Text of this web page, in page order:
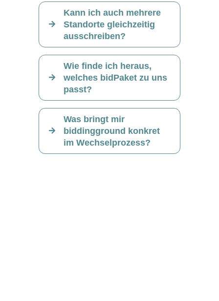
Kann ich auch mehrere
Standorte gleichzeitig
ausschreiben?
Wie finde ich heraus,
welches bidPaket zu uns
passt?
Was bringt mir
biddingground konkret
im Wechselprozess?